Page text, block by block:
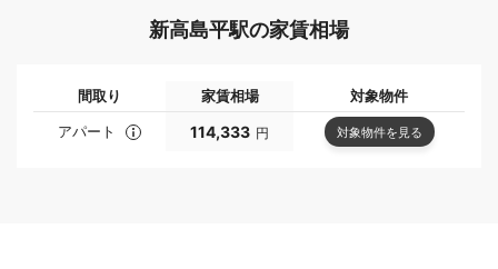
新高島平駅の家賃相場
間取り 家賃相場
対象物件
アパート
114,333 円 対象物件を見る